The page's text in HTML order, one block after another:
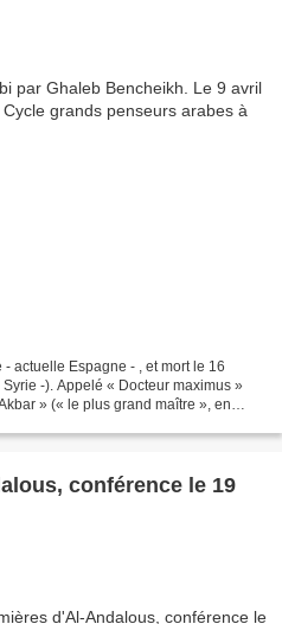
actuelle Espagne - , et mort le 16
-). Appelé « Docteur maximus »
» (« le plus grand maître », en
conférence le 19